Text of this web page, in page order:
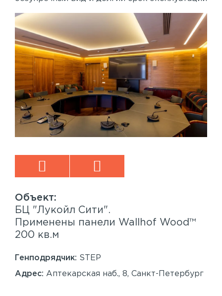
БЦ "Лукойл Сити".
Применены панели Wallhof Wood™
200 кв.м
Генподрядчик: STEP
Адрес: Аптекарская наб., 8, Санкт-Петербург